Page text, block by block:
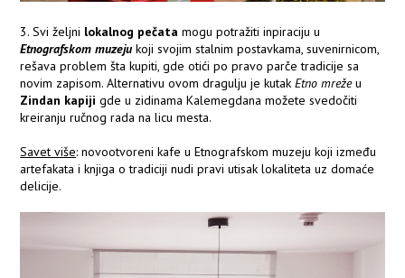
3. Svi željni lokalnog pečata mogu potražiti inpiraciju u
Etnografskom muzeju koji svojim stalnim postavkama, suvenirnicom,
rešava problem šta kupiti, gde otići po pravo parče tradicije sa
novim zapisom. Alternativu ovom dragulju je kutakEtno mrežeu
Zindan kapiji gde u zidinama Kalemegdana možete svedočiti
kreiranju ručnog rada na licu mesta.
Savet više: novootvoreni kafe u Etnografskom muzeju koji između
artefakata i knjiga o tradiciji nudi pravi utisak lokaliteta uz domaće
delicije.